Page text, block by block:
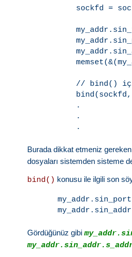
sockfd =
// bind()
    .
    .
Burada dikkat etmeniz
dosyaları sistemden sisteme
bind() konusu ile ilgili son
Gördüğünüz gibi